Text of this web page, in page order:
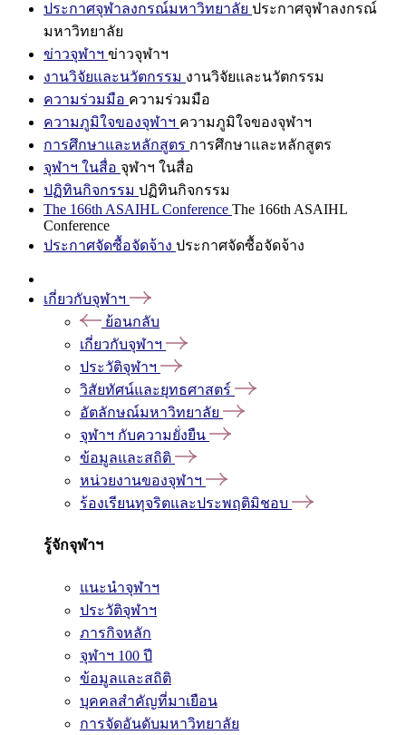
ประกาศจุฬาลงกรณ์มหาวิทยาลัย ประกาศจุฬาลงกรณ์
มหาวิทยาลัย
ข่าวจุฬาฯ ข่าวจุฬาฯ
งานวิจัยและนวัตกรรม งานวิจัยและนวัตกรรม
ความร่วมมือ ความร่วมมือ
ความภูมิใจของจุฬาฯ ความภูมิใจของจุฬาฯ
การศึกษาและหลักสูตร การศึกษาและหลักสูตร
จุฬาฯ ในสื่อ จุฬาฯ ในสื่อ
ปฏิทินกิจกรรม ปฏิทินกิจกรรม
The 166th ASAIHL Conference The 166th ASAIHL
Conference
ประกาศจัดซื้อจัดจ้าง ประกาศจัดซื้อจัดจ้าง
เกี่ยวกับจุฬาฯ
ย้อนกลับ
เกี่ยวกับจุฬาฯ
ประวัติจุฬาฯ
วิสัยทัศน์และยุทธศาสตร์
อัตลักษณ์มหาวิทยาลัย
จุฬาฯ กับความยั่งยืน
ข้อมูลและสถิติ
หน่วยงานของจุฬาฯ
ร้องเรียนทุจริตและประพฤติมิชอบ
รู้จักจุฬาฯ
แนะนำจุฬาฯ
ประวัติจุฬาฯ
ภารกิจหลัก
จุฬาฯ 100 ปี
ข้อมูลและสถิติ
บุคคลสำคัญที่มาเยือน
การจัดอันดับมหาวิทยาลัย